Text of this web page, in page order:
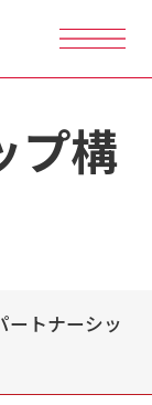
プ構
ートナーシッ